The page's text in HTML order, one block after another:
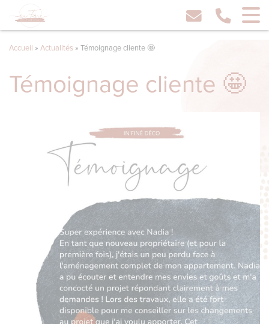
Accueil » Actualités » Témoignage cliente 🤩
Témoignage cliente 🤩